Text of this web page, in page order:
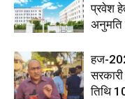
प्रवेश
अनुमति
हज-
तिथि